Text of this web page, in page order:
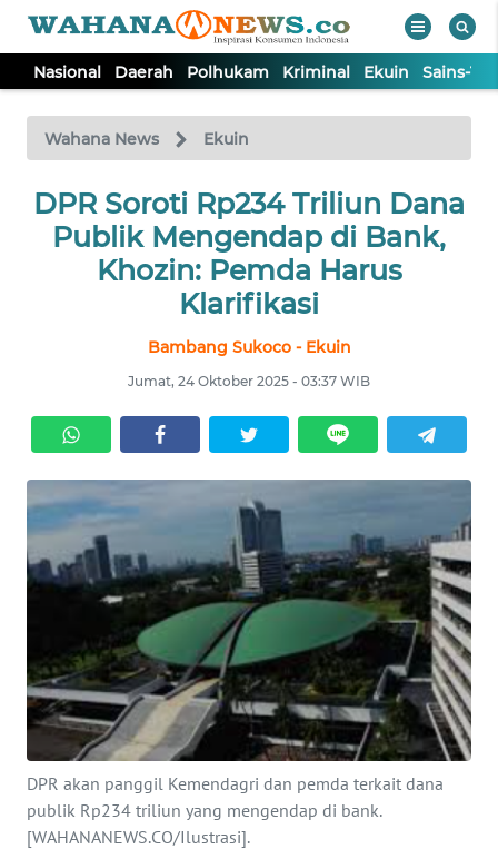
Nasional Daerah Polhukam Kriminal Ekuin Sains-
Wahana News Ekuin
DPR Soroti Rp234 Triliun Dana
Publik Mengendap di Bank,
Khozin: Pemda Harus
Klarifikasi
Bambang Sukoco - Ekuin
Jumat, 24 Oktober 2025 - 03:37 WIB
DPR akan panggil Kemendagri dan pemda terkait dana
publik Rp234 triliun yang mengendap di bank.
[WAHANANEWS.CO/Ilustrasi].
TV
Tutup
NASIONAL
EKUIN
SAINS-TEKNO
KESEHATAN
INTERNASIONAL
SERBA-SERBI
PENDIDIKAN
OLAHRAGA